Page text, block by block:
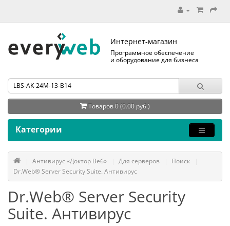
Интернет-магазин
Программное обеспечение
и оборудование для бизнеса
Товаров 0 (0.00 руб.)
Категории
Антивирус «Доктор Веб» Для серверов
Поиск
Dr.Web® Server Security Suite. Антивирус
Dr.Web® Server Security
Suite. Антивирус